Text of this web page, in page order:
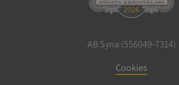
AB Syna (556049-7314)
Cookies
ASP.NET_SessionId